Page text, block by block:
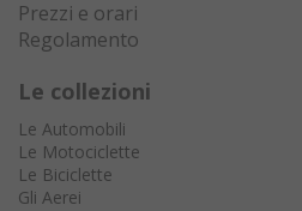
Prezzi e orari
Regolamento
Le collezioni
Le Automobili
Le Motociclette
Le Biciclette
Gli Aerei